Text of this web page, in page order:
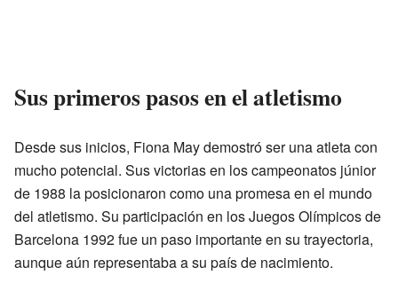
Sus primeros pasos en el atletismo
Desde sus inicios, Fiona May demostró ser una atleta con
mucho potencial. Sus victorias en los campeonatos júnior
de 1988 la posicionaron como una promesa en el mundo
del atletismo. Su participación en los Juegos Olímpicos de
Barcelona 1992 fue un paso importante en su trayectoria,
aunque aún representaba a su país de nacimiento.